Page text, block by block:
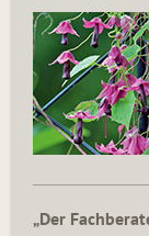
„Der